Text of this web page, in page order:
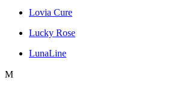
Lovia Cure
Lucky Rose
LunaLine
M